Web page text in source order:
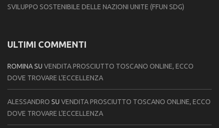
SVILUPPO SOSTENIBILE DELLE NAZIONI UNITE (FFUN SDG)
ULTIMI COMMENTI
ROMINASU VENDITA PROSCIUTTO TOSCANO ONLINE, ECCO
DOVE TROVARE L’ECCELLENZA
ALESSANDRO SU VENDITA PROSCIUTTO TOSCANO ONLINE, ECCO
DOVE TROVARE L’ECCELLENZA